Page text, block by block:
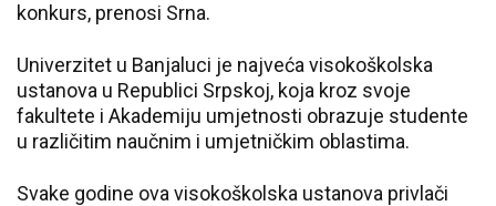
konkurs, prenosi Srna.
Univerzitet u Banjaluci je najveća visokoškolska
ustanova u Republici Srpskoj, koja kroz svoje
fakultete i Akademiju umjetnosti obrazuje studente
u različitim naučnim i umjetničkim oblastima.
Svake godine ova visokoškolska ustanova privlači